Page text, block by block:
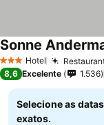
3 EstrelasHotel
Sonne
8,6 Excelente 1.536
Selecione as
exatos.